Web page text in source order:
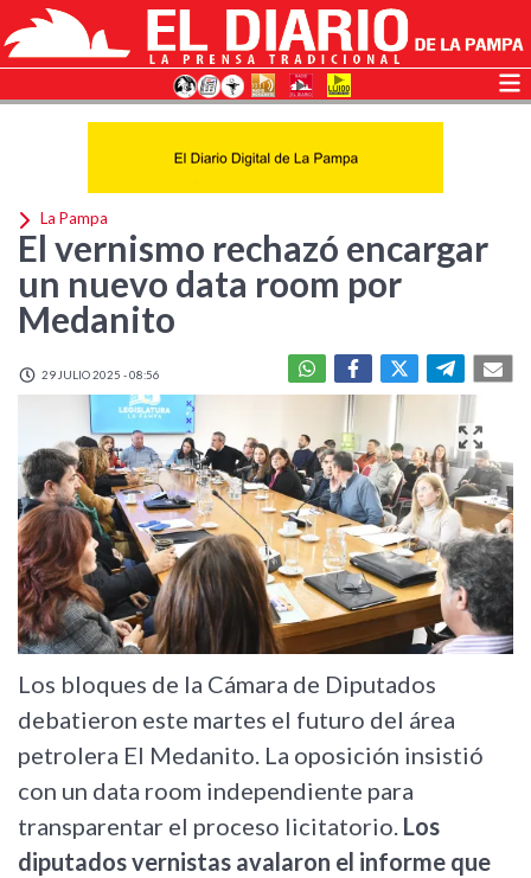
La Pampa
El vernismo rechazó encargar
un nuevo data room por
Medanito
29 JULIO 2025 - 08:56
Los bloques de la Cámara de Diputados
debatieron este martes el futuro del área
petrolera El Medanito. La oposición insistió
con un data room independiente para
transparentar el proceso licitatorio. Los
diputados vernistas avalaron el informe que